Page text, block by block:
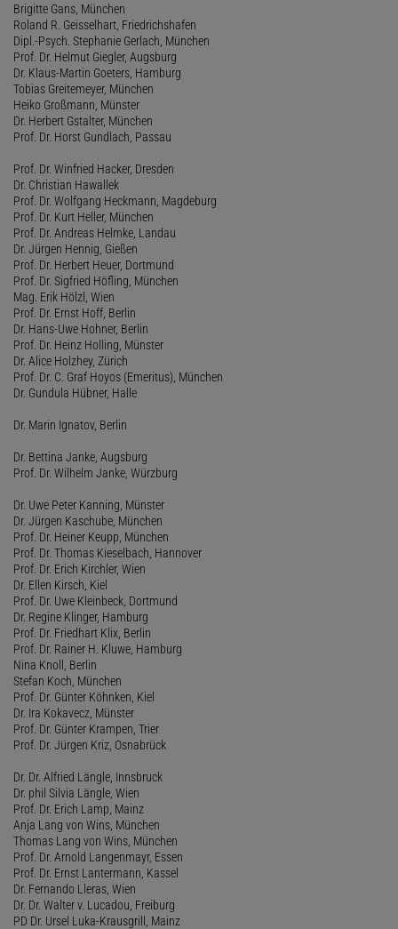
Brigitte Gans, München
Roland R. Geisselhart, Friedrichshafen
Dipl.-Psych. Stephanie Gerlach, München
Prof. Dr. Helmut Giegler, Augsburg
Dr. Klaus-Martin Goeters, Hamburg
Tobias Greitemeyer, München
Heiko Großmann, Münster
Dr. Herbert Gstalter, München
Prof. Dr. Horst Gundlach, Passau
Prof. Dr. Winfried Hacker, Dresden
Dr. Christian Hawallek
Prof. Dr. Wolfgang Heckmann, Magdeburg
Prof. Dr. Kurt Heller, München
Prof. Dr. Andreas Helmke, Landau
Dr. Jürgen Hennig, Gießen
Prof. Dr. Herbert Heuer, Dortmund
Prof. Dr. Sigfried Höfling, München
Mag. Erik Hölzl, Wien
Prof. Dr. Ernst Hoff, Berlin
Dr. Hans-Uwe Hohner, Berlin
Prof. Dr. Heinz Holling, Münster
Dr. Alice Holzhey, Zürich
Prof. Dr. C. Graf Hoyos (Emeritus), München
Dr. Gundula Hübner, Halle
Dr. Marin Ignatov, Berlin
Dr. Bettina Janke, Augsburg
Prof. Dr. Wilhelm Janke, Würzburg
Dr. Uwe Peter Kanning, Münster
Dr. Jürgen Kaschube, München
Prof. Dr. Heiner Keupp, München
Prof. Dr. Thomas Kieselbach, Hannover
Prof. Dr. Erich Kirchler, Wien
Dr. Ellen Kirsch, Kiel
Prof. Dr. Uwe Kleinbeck, Dortmund
Dr. Regine Klinger, Hamburg
Prof. Dr. Friedhart Klix, Berlin
Prof. Dr. Rainer H. Kluwe, Hamburg
Nina Knoll, Berlin
Stefan Koch, München
Prof. Dr. Günter Köhnken, Kiel
Dr. Ira Kokavecz, Münster
Prof. Dr. Günter Krampen, Trier
Prof. Dr. Jürgen Kriz, Osnabrück
Dr. Dr. Alfried Längle, Innsbruck
Dr. phil Silvia Längle, Wien
Prof. Dr. Erich Lamp, Mainz
Anja Lang von Wins, München
Thomas Lang von Wins, München
Prof. Dr. Arnold Langenmayr, Essen
Prof. Dr. Ernst Lantermann, Kassel
Dr. Fernando Lleras, Wien
Dr. Dr. Walter v. Lucadou, Freiburg
PD Dr. Ursel Luka-Krausgrill, Mainz